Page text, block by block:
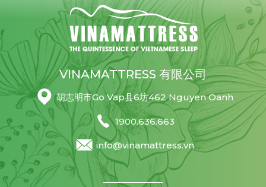
VINAMATTRESS 有限公司
胡志明市Go Vap县6坊462 Nguyen Oanh
1900.636.663
info@vinamattress.vn